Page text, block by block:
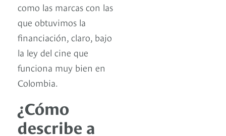
como las marcas con las
que obtuvimos la
financiación, claro, bajo
la ley del cine que
funciona muy bien en
Colombia.
¿Cómo
describe a